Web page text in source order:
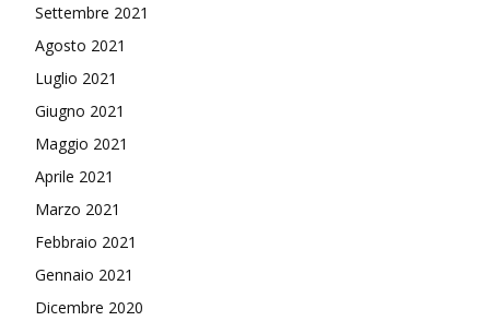
Settembre 2021
Agosto 2021
Luglio 2021
Giugno 2021
Maggio 2021
Aprile 2021
Marzo 2021
Febbraio 2021
Gennaio 2021
Dicembre 2020